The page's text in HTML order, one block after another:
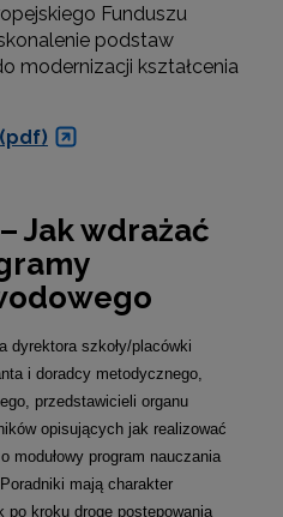
Funduszu
podstaw
modernizacji kształcenia
Jak wdrażać
dyrektora szkoły/placówki
i doradcy metodycznego,
przedstawicieli organu
opisujących jak realizować
modułowy program nauczania
Poradniki mają charakter
po kroku drogę postępowania